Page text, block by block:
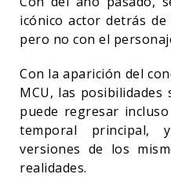
icónico actor detrás
pero no con el
Con la aparición del
MCU, las
puede regresar
temporal principal,
versiones de los
realidades.